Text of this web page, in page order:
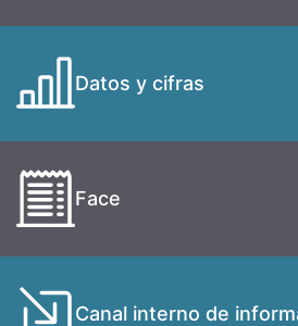
Datos y cifras
Face
Canal interno de